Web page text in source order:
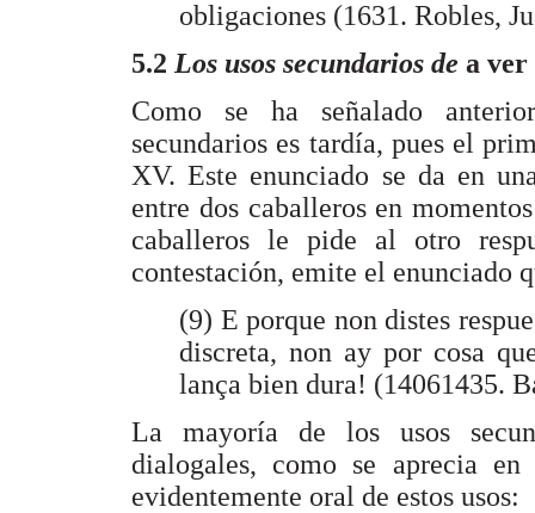
obligaciones (1631. Robles,
5.2 Los usos secundarios de a ver
Como se ha señalado
secundarios es tardía, pues el
XV. Este enunciado se da en
entre dos caballeros en
caballeros le pide al otro
contestación, emite el enunciado
(9) E porque non distes
discreta, non ay por cosa
lança bien dura! (14061435.
La mayoría de los usos
dialogales, como se aprecia
evidentemente oral de estos usos: